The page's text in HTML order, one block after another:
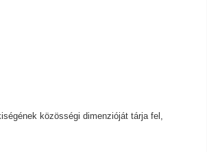
közösségi dimenzióját tárja fel,